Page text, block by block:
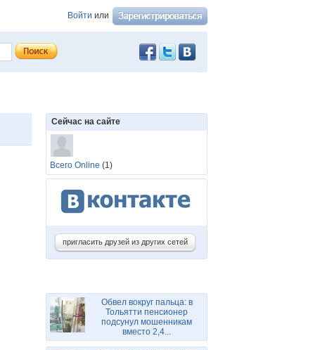
Войти или
Сейчас на сайте
Всего Online (1)
пригласить друзей из других сетей
Обвел вокруг пальца: в
Тольятти пенсионер
подсунул мошенникам
вместо 2,4...